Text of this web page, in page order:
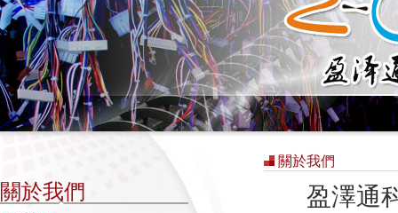
關於我們
關於我們
盈澤通